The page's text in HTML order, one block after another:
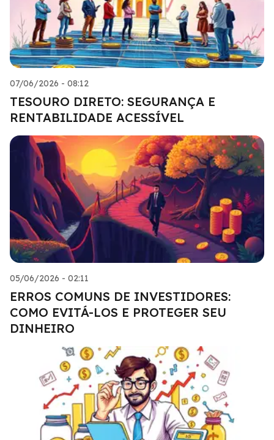
07/06/2026 - 08:12
TESOURO DIRETO: SEGURANÇA E
RENTABILIDADE ACESSÍVEL
05/06/2026 - 02:11
ERROS COMUNS DE INVESTIDORES:
COMO EVITÁ-LOS E PROTEGER SEU
DINHEIRO